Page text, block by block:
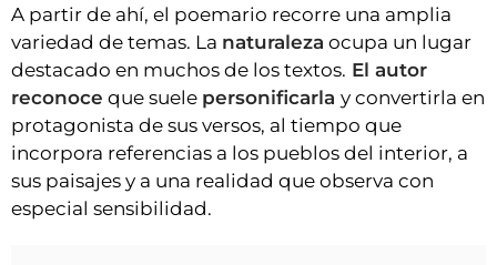
A partir de ahí, el poemario recorre una amplia
variedad de temas. La naturaleza ocupa un lugar
destacado en muchos de los textos. El autor
reconoce que suele personificarla y convertirla en
protagonista de sus versos, al tiempo que
incorpora referencias a los pueblos del interior, a
sus paisajes y a una realidad que observa con
especial sensibilidad.